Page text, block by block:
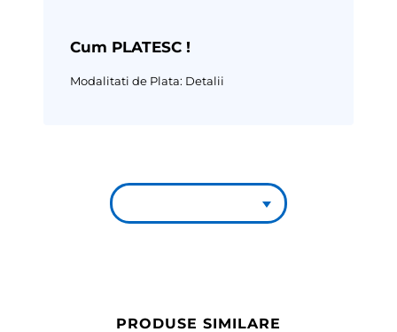
Cum PLATESC !
Modalitati de Plata: Detalii
PRODUSE SIMILARE